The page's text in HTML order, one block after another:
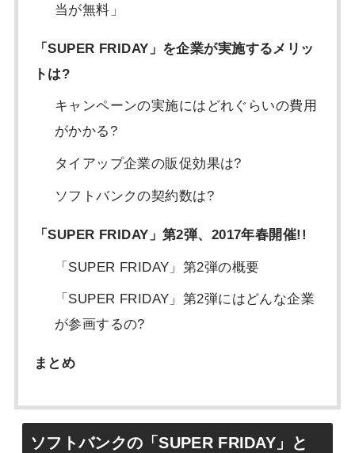
当が無料」
「SUPER FRIDAY」を企業が実施するメリッ
トは?
キャンペーンの実施にはどれぐらいの費用
がかかる?
タイアップ企業の販促効果は?
ソフトバンクの契約数は?
「SUPER FRIDAY」第2弾、2017年春開催!!
「SUPER FRIDAY」第2弾の概要
「SUPER FRIDAY」第2弾にはどんな企業
が参画するの?
まとめ
ソフトバンクの「SUPER FRIDAY」と